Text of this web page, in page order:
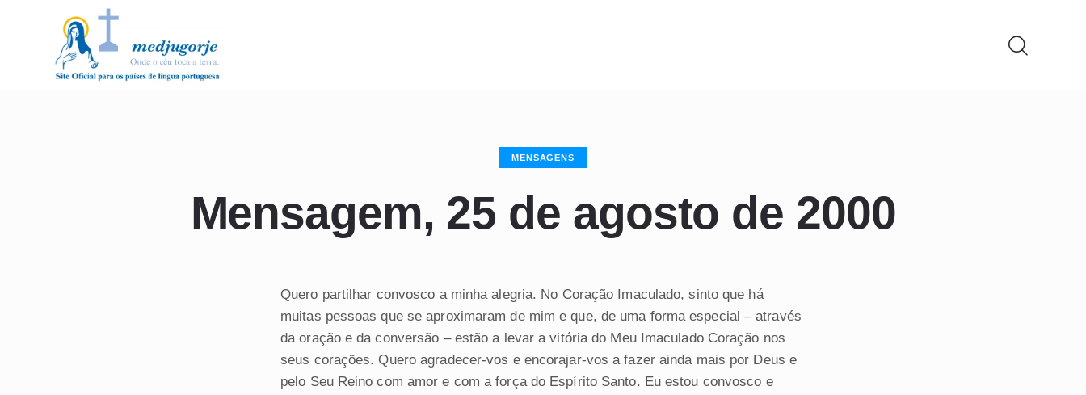
MENSAGENS
Mensagem, 25 de agosto de 2000
Quero partilhar convosco a minha alegria. No Coração Imaculado, sinto que há
muitas pessoas que se aproximaram de mim e que, de uma forma especial – através
da oração e da conversão – estão a levar a vitória do Meu Imaculado Coração nos
seus corações. Quero agradecer-vos e encorajar-vos a fazer ainda mais por Deus e
pelo Seu Reino com amor e com a força do Espírito Santo. Eu estou convosco e